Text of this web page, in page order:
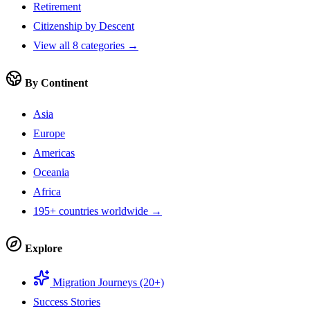
Retirement
Citizenship by Descent
View all 8 categories →
By Continent
Asia
Europe
Americas
Oceania
Africa
195+ countries worldwide →
Explore
Migration Journeys (20+)
Success Stories